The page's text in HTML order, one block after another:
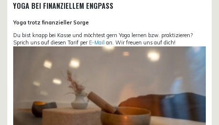
YOGA BEI FINANZIELLEM ENGPASS
Yoga trotz finanzieller Sorge
Du bist knapp bei Kasse und möchtest gern Yoga lernen bzw. praktizieren?
Sprich uns auf diesen Tarif per E-Mail an. Wir freuen uns auf dich!